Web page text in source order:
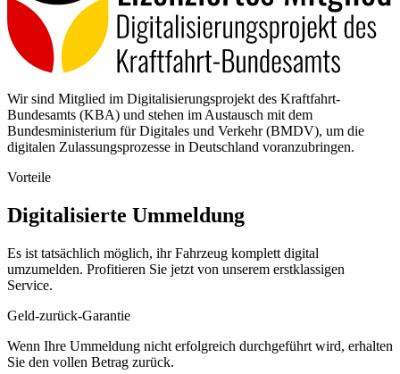
Wir sind Mitglied im Digitalisierungsprojekt des Kraftfahrt-
Bundesamts (KBA) und stehen im Austausch mit dem
Bundesministerium für Digitales und Verkehr (BMDV), um die
digitalen Zulassungsprozesse in Deutschland voranzubringen.
Vorteile
Digitalisierte Ummeldung
Es ist tatsächlich möglich, ihr Fahrzeug komplett digital
umzumelden. Profitieren Sie jetzt von unserem erstklassigen
Service.
Geld-zurück-Garantie
Wenn Ihre Ummeldung nicht erfolgreich durchgeführt wird, erhalten
Sie den vollen Betrag zurück.